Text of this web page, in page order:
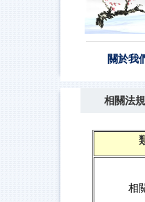
關於我
相關法規
相